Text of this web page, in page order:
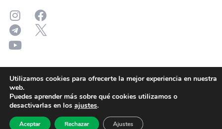
Utilizamos cookies para ofrecerte la mejor experiencia en nuestra
web.
Puedes aprender más sobre qué cookies utilizamos o
desactivarlas en los ajustes.
Aceptar Rechazar Ajustes